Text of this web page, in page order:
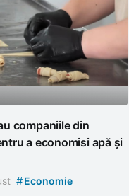
companiile din
a economisi apă și
#Economie